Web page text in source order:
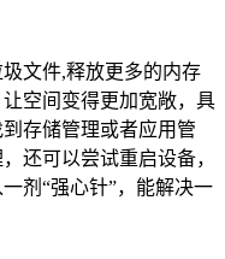
文件,释放更多的内存
空间变得更加宽敞，具
存储管理或者应用管
还可以尝试重启设备，
剂“强心针”，能解决一